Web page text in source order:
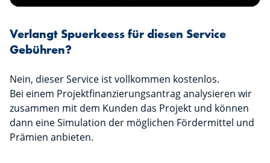
Play Settings
Verlangt Spuerkeess für diesen Service
Gebühren?
Nein, dieser Service ist vollkommen kostenlos.
Bei einem Projektfinanzierungsantrag analysieren wir
zusammen mit dem Kunden das Projekt und können
dann eine Simulation der möglichen Fördermittel und
Prämien anbieten.